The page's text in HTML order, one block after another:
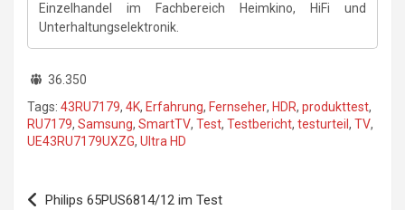
Einzelhandel im Fachbereich Heimkino, HiFi und
Unterhaltungselektronik.
36.350
Tags: 43RU7179, 4K, Erfahrung, Fernseher, HDR, produkttest,
RU7179, Samsung, SmartTV, Test, Testbericht, testurteil , TV,
UE43RU7179UXZG, Ultra HD
Beitragsnavigation
Philips 65PUS6814/12 im Test